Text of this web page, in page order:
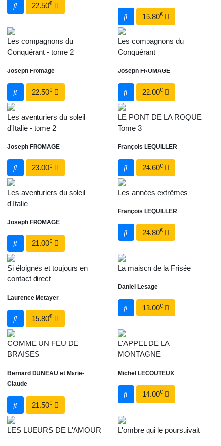
22.50€
16.80€
Les compagnons du
Conquérant - tome 2
Joseph Fromage
22.50€
Les compagnons du
Conquérant
Joseph FROMAGE
22.00€
Les aventuriers du soleil
d'Italie - tome 2
Joseph FROMAGE
23.00€
LE PONT DE LA ROQUE
Tome 3
François LEQUILLER
24.60€
Les aventuriers du soleil
d'Italie
Joseph FROMAGE
21.00€
Les années extrêmes
François LEQUILLER
24.80€
Si éloignés et toujours en
contact direct
Laurence Metayer
15.80€
La maison de la Frisée
Daniel Lesage
18.00€
COMME UN FEU DE
BRAISES
Bernard DUNEAU et Marie-
Claude
21.50€
L'APPEL DE LA
MONTAGNE
Michel LECOUTEUX
14.00€
LES LUEURS DE L'AMOUR L'ombre qui le poursuivait